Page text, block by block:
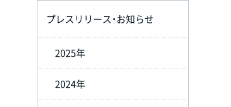
プレスリリース・お知らせ
2025年
2024年